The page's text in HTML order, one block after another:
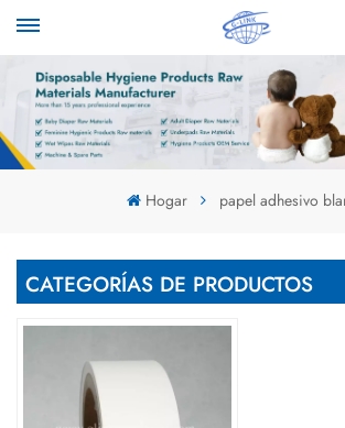
Hogar papel adhesivo
CATEGORÍAS DE PRODUCTOS